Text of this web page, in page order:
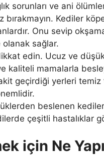
sorunları ve ani
bırakmayın. Kediler
Onu sevip
sağlar.
edin. Ucuz ve
kaliteli mamalarla
geçirdiği yerleri temiz
beslenen
çeşitli hastalıklar
için Ne